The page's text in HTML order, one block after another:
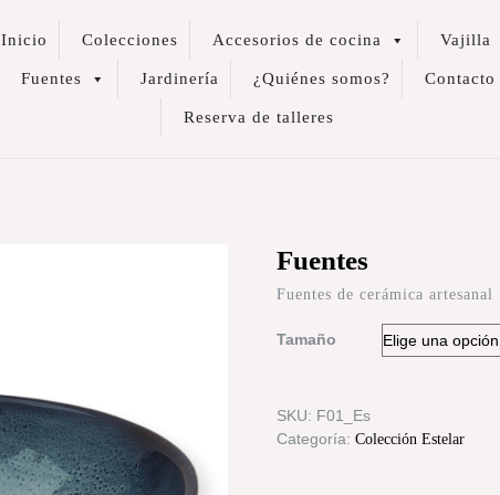
Inicio Colecciones Accesorios de cocina Vajilla
Fuentes Jardinería ¿Quiénes somos? Contacto
Reserva de talleres
Fuentes
Fuentes de cerámica artesanal
Tamaño
SKU: F01_Es
Categoría: Colección Estelar